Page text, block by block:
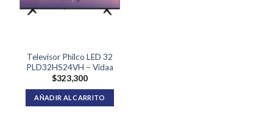
Televisor Philco LED 32
PLD32HS24VH – Vidaa
$323,300
AÑADIR AL CARRITO